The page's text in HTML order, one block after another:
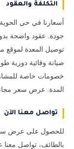
التكلفة والعقود
أسعارنا في حي
جودة. عقود واضحة
توصيل المعدة
صيانة وقائية دورية
خصومات خاصة
المدة. عرض سعر
تواصل معنا الآن
للحصول على عرض
بالطائف، تواصل معنا